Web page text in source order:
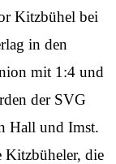
Kitzbühel bei
in den
mit 1:4 und
der SVG
Hall und Imst.
Kitzbüheler, die